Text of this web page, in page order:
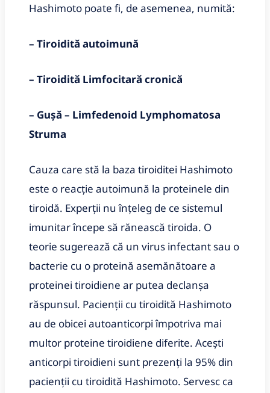
Hashimoto poate fi, de asemenea, numită:
– Tiroidită autoimună
– Tiroidită Limfocitară cronică
– Gușă – Limfedenoid Lymphomatosa
Struma
Cauza care stă la baza tiroiditei Hashimoto
este o reacție autoimună la proteinele din
tiroidă. Experții nu înțeleg de ce sistemul
imunitar începe să rănească tiroida. O
teorie sugerează că un virus infectant sau o
bacterie cu o proteină asemănătoare a
proteinei ​​tiroidiene ar putea declanșa
răspunsul. Pacienții cu tiroidită Hashimoto
au de obicei autoanticorpi împotriva mai
multor proteine ​​tiroidiene diferite. Acești
anticorpi tiroidieni sunt prezenți la 95% din
pacienții cu tiroidită Hashimoto. Servesc ca